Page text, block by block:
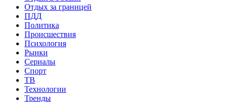
Отдых за границей
ПДД
Политика
Происшествия
Психология
Рынки
Сериалы
Спорт
ТВ
Технологии
Тренды